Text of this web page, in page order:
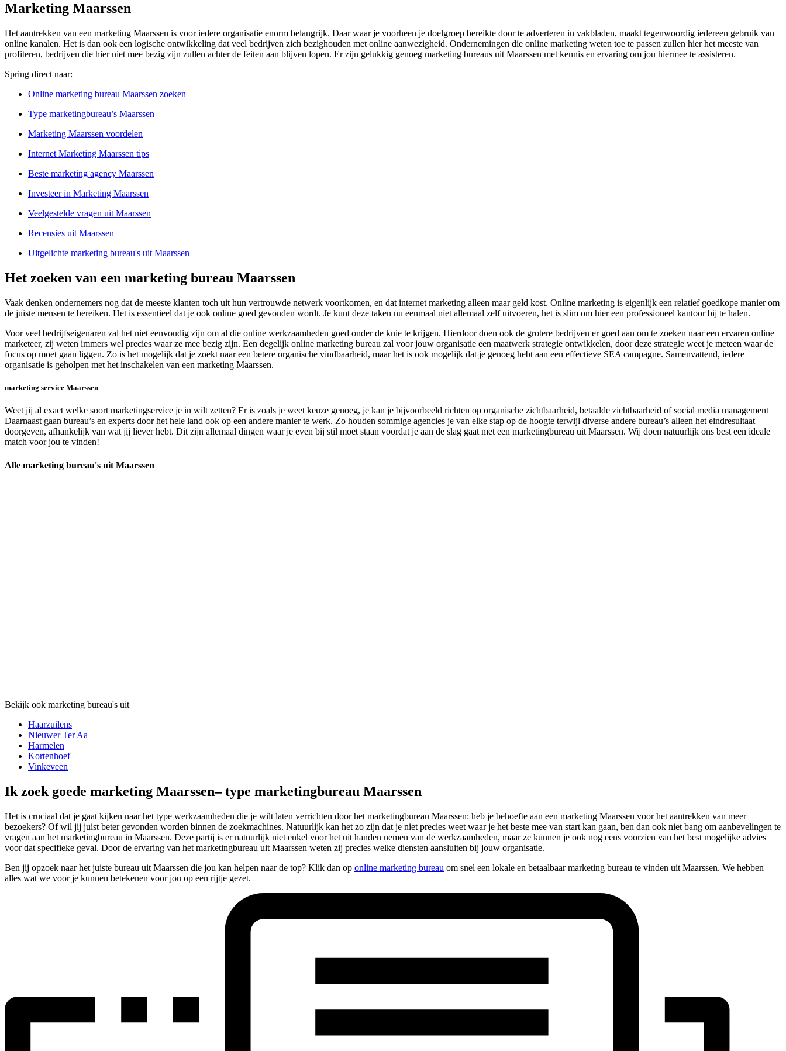
Marketing Maarssen
Het aantrekken van een marketing Maarssen is voor iedere organisatie enorm belangrijk. Daar waar je voorheen je doelgroep bereikte door te adverteren in vakbladen, maakt tegenwoordig iedereen gebruik van
online kanalen. Het is dan ook een logische ontwikkeling dat veel bedrijven zich bezighouden met online aanwezigheid. Ondernemingen die online marketing weten toe te passen zullen hier het meeste van
profiteren, bedrijven die hier niet mee bezig zijn zullen achter de feiten aan blijven lopen. Er zijn gelukkig genoeg marketing bureaus uit Maarssen met kennis en ervaring om jou hiermee te assisteren.
Spring direct naar:
Online marketing bureau Maarssen zoeken
Type marketingbureau’s Maarssen
Marketing Maarssen voordelen
Internet Marketing Maarssen tips
Beste marketing agency Maarssen
Investeer in Marketing Maarssen
Veelgestelde vragen uit Maarssen
Recensies uit Maarssen
Uitgelichte marketing bureau's uit Maarssen
Het zoeken van een marketing bureau Maarssen
Vaak denken ondernemers nog dat de meeste klanten toch uit hun vertrouwde netwerk voortkomen, en dat internet marketing alleen maar geld kost. Online marketing is eigenlijk een relatief goedkope manier om
de juiste mensen te bereiken. Het is essentieel dat je ook online goed gevonden wordt. Je kunt deze taken nu eenmaal niet allemaal zelf uitvoeren, het is slim om hier een professioneel kantoor bij te halen.
Voor veel bedrijfseigenaren zal het niet eenvoudig zijn om al die online werkzaamheden goed onder de knie te krijgen. Hierdoor doen ook de grotere bedrijven er goed aan om te zoeken naar een ervaren online
marketeer, zij weten immers wel precies waar ze mee bezig zijn. Een degelijk online marketing bureau zal voor jouw organisatie een maatwerk strategie ontwikkelen, door deze strategie weet je meteen waar de
focus op moet gaan liggen. Zo is het mogelijk dat je zoekt naar een betere organische vindbaarheid, maar het is ook mogelijk dat je genoeg hebt aan een effectieve SEA campagne. Samenvattend, iedere
organisatie is geholpen met het inschakelen van een marketing Maarssen.
marketing service Maarssen
Weet jij al exact welke soort marketingservice je in wilt zetten? Er is zoals je weet keuze genoeg, je kan je bijvoorbeeld richten op organische zichtbaarheid, betaalde zichtbaarheid of social media management
Daarnaast gaan bureau’s en experts door het hele land ook op een andere manier te werk. Zo houden sommige agencies je van elke stap op de hoogte terwijl diverse andere bureau’s alleen het eindresultaat
doorgeven, afhankelijk van wat jij liever hebt. Dit zijn allemaal dingen waar je even bij stil moet staan voordat je aan de slag gaat met een marketingbureau uit Maarssen. Wij doen natuurlijk ons best een ideale
match voor jou te vinden!
Alle marketing bureau's uit Maarssen
Bekijk ook marketing bureau's uit
Haarzuilens
Nieuwer Ter Aa
Harmelen
Kortenhoef
Vinkeveen
Ik zoek goede marketing Maarssen– type marketingbureau Maarssen
Het is cruciaal dat je gaat kijken naar het type werkzaamheden die je wilt laten verrichten door het marketingbureau Maarssen: heb je behoefte aan een marketing Maarssen voor het aantrekken van meer
bezoekers? Of wil jij juist beter gevonden worden binnen de zoekmachines. Natuurlijk kan het zo zijn dat je niet precies weet waar je het beste mee van start kan gaan, ben dan ook niet bang om aanbevelingen te
vragen aan het marketingbureau in Maarssen. Deze partij is er natuurlijk niet enkel voor het uit handen nemen van de werkzaamheden, maar ze kunnen je ook nog eens voorzien van het best mogelijke advies
voor dat specifieke geval. Door de ervaring van het marketingbureau uit Maarssen weten zij precies welke diensten aansluiten bij jouw organisatie.
Ben jij opzoek naar het juiste bureau uit Maarssen die jou kan helpen naar de top? Klik dan op online marketing bureau om snel een lokale en betaalbaar marketing bureau te vinden uit Maarssen. We hebben
alles wat we voor je kunnen betekenen voor jou op een rijtje gezet.